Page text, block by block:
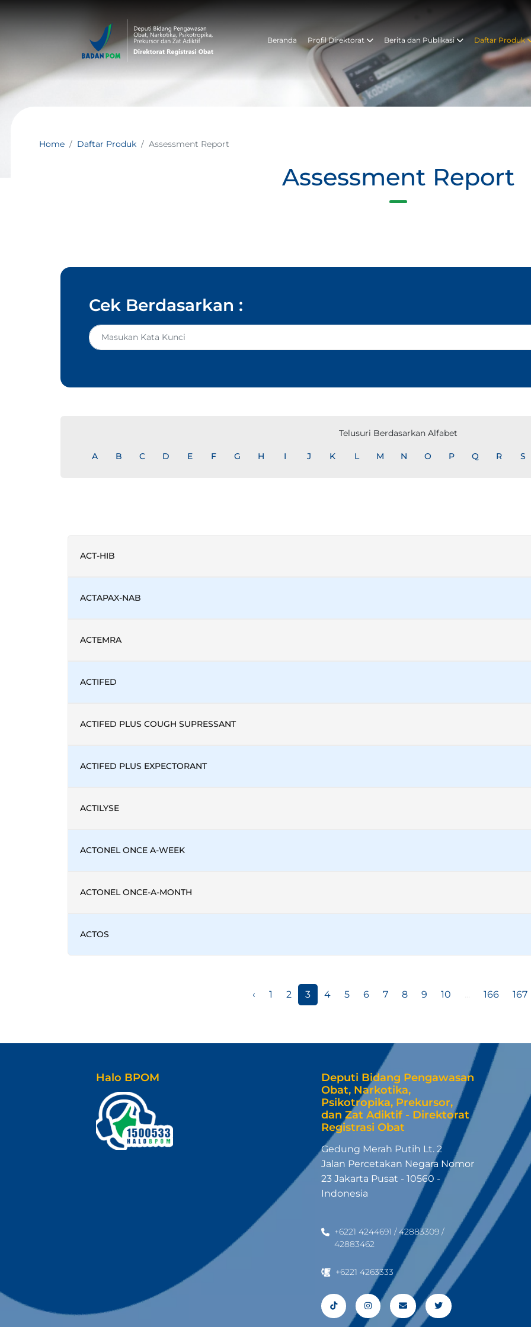
Beranda Profil Direktorat Berita dan Publikasi Daftar Produk
Home Daftar Produk Assessment Report
Assessment Report
Cek Berdasarkan :
Telusuri Berdasarkan Alfabet
A B C D E F G H I J K L M N O P Q R S
ACT-HIB
ACTAPAX-NAB
ACTEMRA
ACTIFED
ACTIFED PLUS COUGH SUPRESSANT
ACTIFED PLUS EXPECTORANT
ACTILYSE
ACTONEL ONCE A-WEEK
ACTONEL ONCE-A-MONTH
ACTOS
‹ 1 2 3 4 5 6 7 8 9 10 166 167
Halo BPOM
Deputi Bidang Pengawasan
Obat, Narkotika,
Psikotropika, Prekursor,
dan Zat Adiktif - Direktorat
Registrasi Obat
Gedung Merah Putih Lt. 2
Jalan Percetakan Negara Nomor
23 Jakarta Pusat - 10560 -
Indonesia
+6221 4244691 / 42883309 /
42883462
+6221 4263333